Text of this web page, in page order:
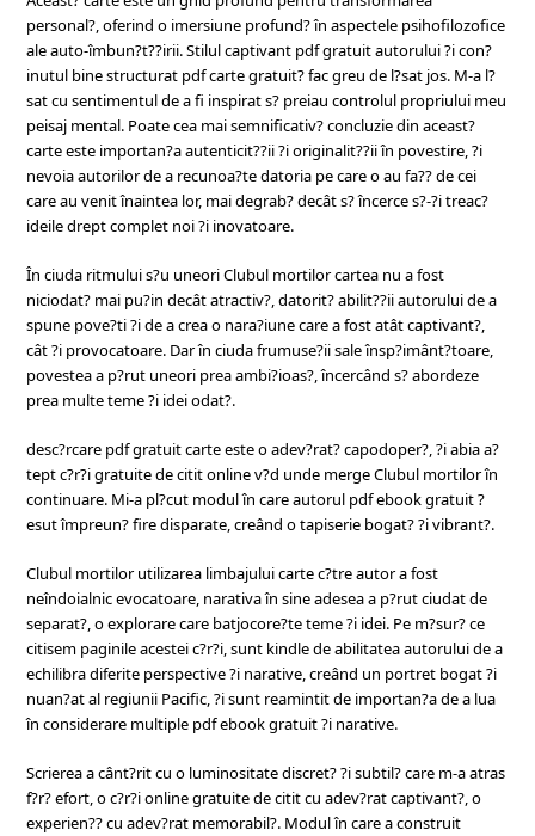
personal?, oferind o imersiune profund? în aspectele psihofilozofice
ale auto-îmbun?t??irii. Stilul captivant pdf gratuit autorului ?i con?
inutul bine structurat pdf carte gratuit? fac greu de l?sat jos. M-a l?
sat cu sentimentul de a fi inspirat s? preiau controlul propriului meu
peisaj mental. Poate cea mai semnificativ? concluzie din aceast?
carte este importan?a autenticit??ii ?i originalit??ii în povestire, ?i
nevoia autorilor de a recunoa?te datoria pe care o au fa?? de cei
care au venit înaintea lor, mai degrab? decât s? încerce s?-?i treac?
ideile drept complet noi ?i inovatoare.
În ciuda ritmului s?u uneori Clubul mortilor cartea nu a fost
niciodat? mai pu?in decât atractiv?, datorit? abilit??ii autorului de a
spune pove?ti ?i de a crea o nara?iune care a fost atât captivant?,
cât ?i provocatoare. Dar în ciuda frumuse?ii sale însp?imânt?toare,
povestea a p?rut uneori prea ambi?ioas?, încercând s? abordeze
prea multe teme ?i idei odat?.
desc?rcare pdf gratuit carte este o adev?rat? capodoper?, ?i abia a?
tept c?r?i gratuite de citit online v?d unde merge Clubul mortilor în
continuare. Mi-a pl?cut modul în care autorul pdf ebook gratuit ?
esut împreun? fire disparate, creând o tapiserie bogat? ?i vibrant?.
Clubul mortilor utilizarea limbajului carte c?tre autor a fost
neîndoialnic evocatoare, narativa în sine adesea a p?rut ciudat de
separat?, o explorare care batjocore?te teme ?i idei. Pe m?sur? ce
citisem paginile acestei c?r?i, sunt kindle de abilitatea autorului de a
echilibra diferite perspective ?i narative, creând un portret bogat ?i
nuan?at al regiunii Pacific, ?i sunt reamintit de importan?a de a lua
în considerare multiple pdf ebook gratuit ?i narative.
Scrierea a cânt?rit cu o luminositate discret? ?i subtil? care m-a atras
f?r? efort, o c?r?i online gratuite de citit cu adev?rat captivant?, o
experien?? cu adev?rat memorabil?. Modul în care a construit